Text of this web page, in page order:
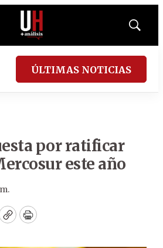
Mostrar
ÚLTIMAS NOTICIAS
por ratificar
este año
CopyPrint